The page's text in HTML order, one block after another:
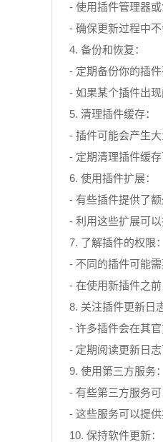
- 使用插件管理器
- 确保更新过程中不
4. 备份和恢复：
- 定期备份你的插件
- 如果某个插件出
5. 清理插件缓存：
- 插件可能会产生
- 定期清理插件缓
6. 使用插件扩展：
- 有些插件提供了
- 利用这些扩展可以
7. 了解插件的权限：
- 不同的插件可能
- 在使用新插件之
8. 关注插件更新日
- 许多插件会在其
- 定期阅读更新日
9. 使用第三方服务：
- 有些第三方服务
- 这些服务可以提
10. 保持软件更新：